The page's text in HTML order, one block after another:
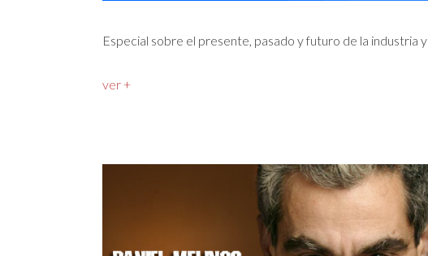
Especial sobre el presente, pasado y futuro de la industria
ver +